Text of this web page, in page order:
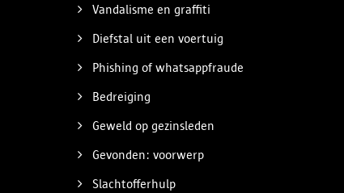
Vandalisme en graffiti
Diefstal uit een voertuig
Phishing of whatsappfraude
Bedreiging
Geweld op gezinsleden
Gevonden: voorwerp
Slachtofferhulp